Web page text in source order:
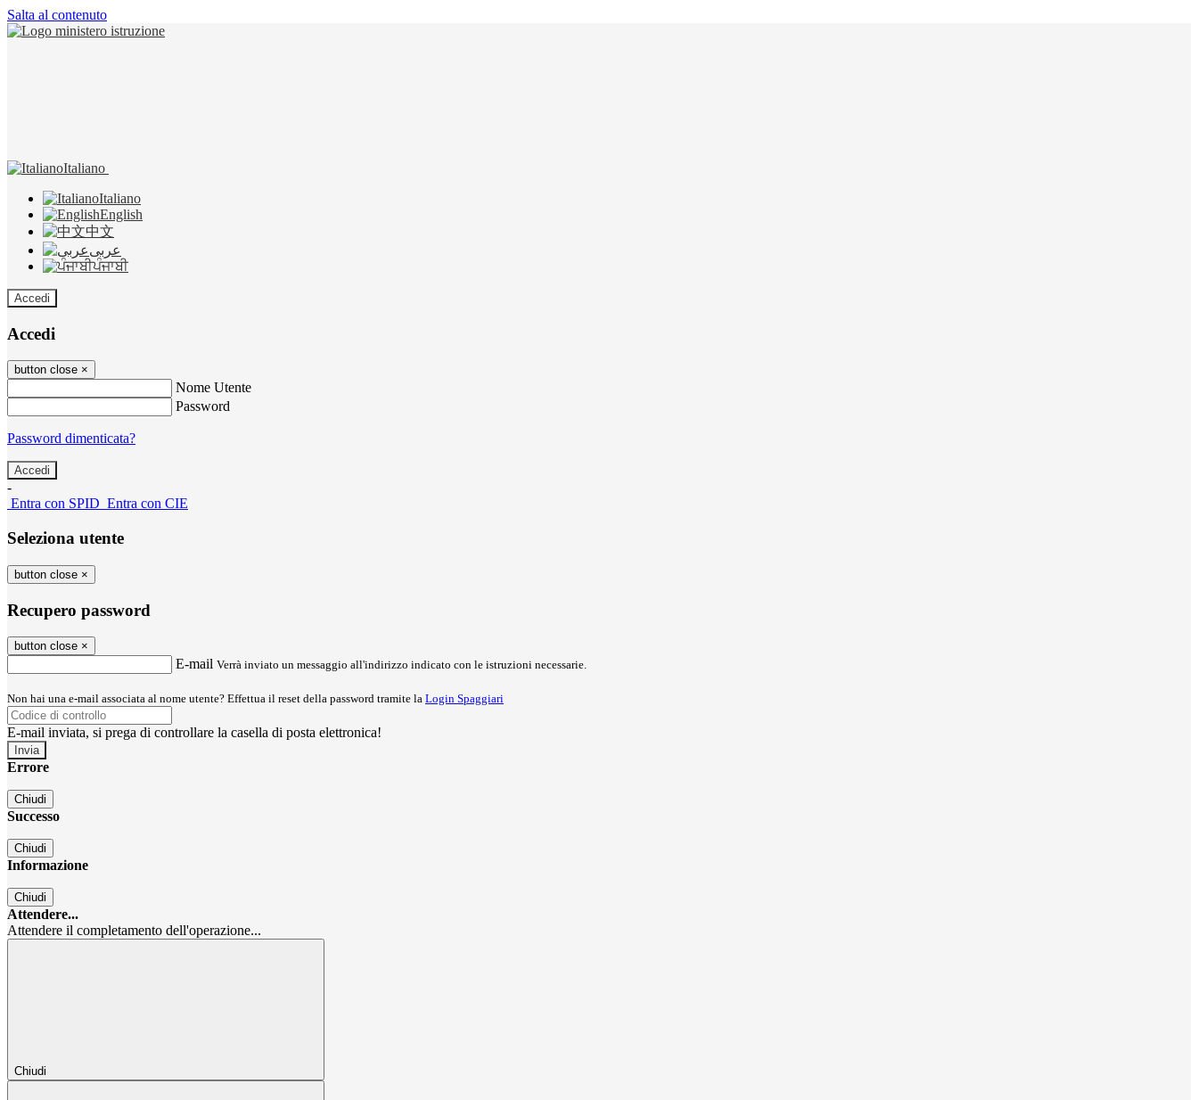
Salta al contenuto
Italiano
Italiano
English
中文
عربى
ਪੰਜਾਬੀ
Accedi
Accedi
button close ×
Nome Utente
Password
Password dimenticata?
-
Entra con SPID Entra con CIE
Seleziona utente
button close ×
Recupero password
button close ×
E-mail Verrà inviato un messaggio all'indirizzo indicato con le istruzioni necessarie.
Non hai una e-mail associata al nome utente? Effettua il reset della password tramite la Login Spaggiari
E-mail inviata, si prega di controllare la casella di posta elettronica!
Errore
Chiudi
Successo
Chiudi
Informazione
Chiudi
Attendere...
Attendere il completamento dell'operazione...
Chiudi